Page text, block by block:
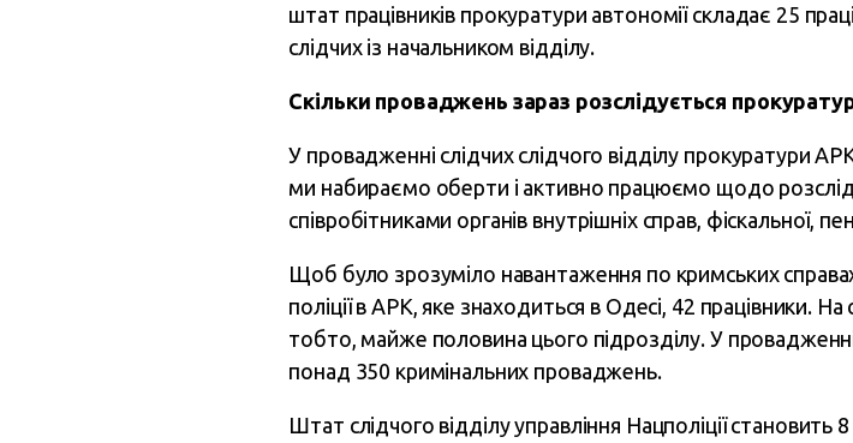
штат працівників прокуратури автономії складає 25
слідчих із начальником відділу.
Скільки проваджень зараз розслідується
У провадженні слідчих слідчого відділу прокуратури
ми набираємо оберти і активно працюємо щодо
співробітниками органів внутрішніх справ, фіскальної,
Щоб було зрозуміло навантаження по кримських
поліції в АРК, яке знаходиться в Одесі, 42 працівники.
тобто, майже половина цього підрозділу. У провадженні
понад 350 кримінальних проваджень.
Штат слідчого відділу управління Нацполіції